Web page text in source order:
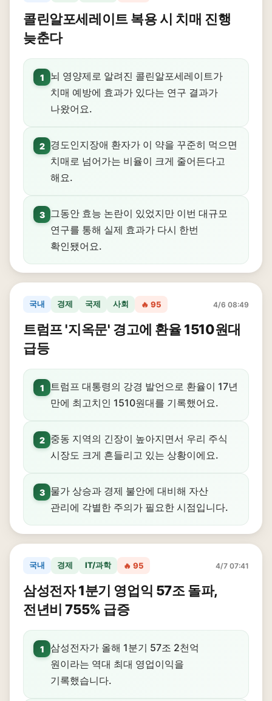
콜린알포세레이트 복용 시 치매 진행
늦춘다
1
뇌 영양제로 알려진 콜린알포세레이트가
치매 예방에 효과가 있다는 연구 결과가
나왔어요.
2
경도인지장애 환자가 이 약을 꾸준히 먹으면
치매로 넘어가는 비율이 크게 줄어든다고
해요.
3
그동안 효능 논란이 있었지만 이번 대규모
연구를 통해 실제 효과가 다시 한번
확인됐어요.
국내 경제 국제 사회 🔥 95 4/6 08:49
트럼프 '지옥문' 경고에 환율 1510원대
급등
1
트럼프 대통령의 강경 발언으로 환율이 17년
만에 최고치인 1510원대를 기록했어요.
2
중동 지역의 긴장이 높아지면서 우리 주식
시장도 크게 흔들리고 있는 상황이에요.
3
물가 상승과 경제 불안에 대비해 자산
관리에 각별한 주의가 필요한 시점입니다.
국내 경제 IT/과학 🔥 95 4/7 07:41
삼성전자 1분기 영업익 57조 돌파,
전년비 755% 급증
1
삼성전자가 올해 1분기 57조 2천억
원이라는 역대 최대 영업이익을
기록했습니다.